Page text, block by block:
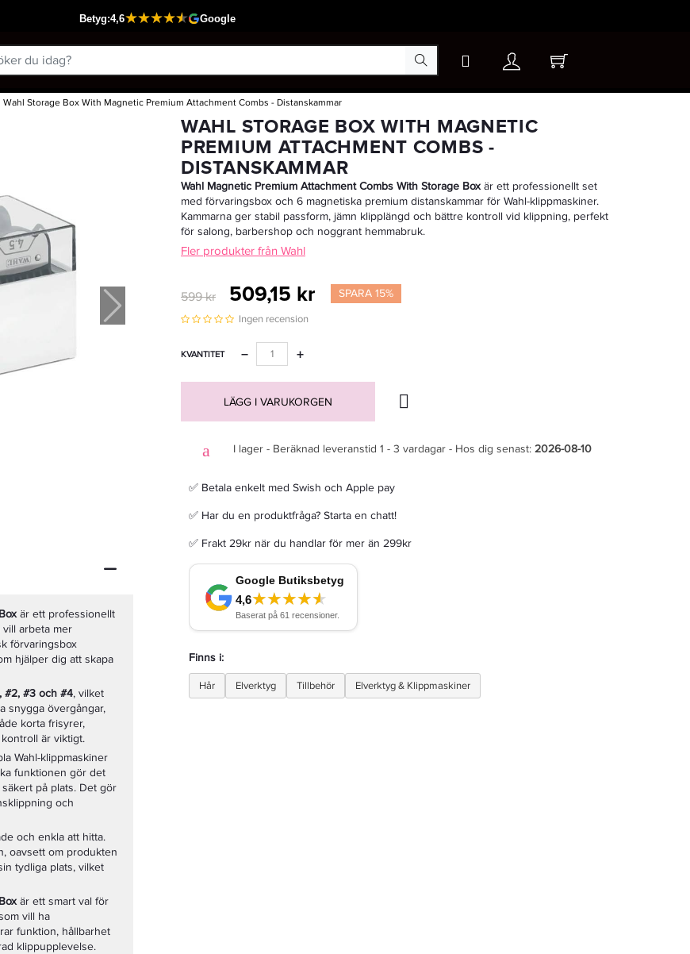
Wahl Storage Box With Magnetic Premium Attachment Combs - Distanskammar
Passar din varukorg
Wahl Magic Clip Cordless Black - Hårklippare
är ett professionellt
arbeta mer
förvaringsbox
hjälper dig att skapa
#2, #3 och #4, vilket
snygga övergångar,
korta frisyrer,
är viktigt.
Wahl-klippmaskiner
funktionen gör det
på plats. Det gör
och
och enkla att hitta.
oavsett om produkten
tydliga plats, vilket
är ett smart val för
vill ha
funktion, hållbarhet
klippupplevelse.
WAHL STORAGE BOX WITH MAGNETIC
PREMIUM ATTACHMENT COMBS -
DISTANSKAMMAR
Wahl Magnetic Premium Attachment Combs With Storage Boxär ett professionellt set
med förvaringsbox och 6 magnetiska premium distanskammar för Wahl-klippmaskiner.
Kammarna ger stabil passform, jämn klipplängd och bättre kontroll vid klippning, perfekt
för salong, barbershop och noggrant hemmabruk.
Fler produkter från Wahl
599 kr 509,15 kr SPARA 15%
Ingen recension
KVANTITET +
−
LÄGG I VARUKORGEN
I lager - Beräknad leveranstid 1 - 3 vardagar - Hos dig senast: 2026-08-10
✅ Betala enkelt med Swish och Apple pay
✅ Har du en produktfråga? Starta en chatt!
✅ Frakt 29kr när du handlar för mer än 299kr
Finns i:
Hår Elverktyg Tillbehör Elverktyg & Klippmaskiner